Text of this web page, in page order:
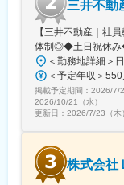
長く働ける環境
変更の範囲：
三井不動
【三井不動産｜社
体制◎◆土日祝休み
掲載予定期間： 2026/7/
2026/10/21（水）
更新日： 2026/7/23（木
株式会社